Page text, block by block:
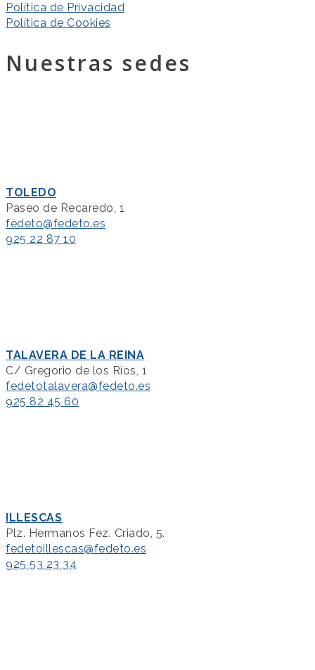
Política de Privacidad
Política de Cookies
Nuestras sedes
TOLEDO
Paseo de Recaredo, 1
fedeto@fedeto.es
925 22 87 10
TALAVERA DE LA REINA
C/ Gregorio de los Ríos, 1
fedetotalavera@fedeto.es
925 82 45 60
ILLESCAS
Plz. Hermanos Fez. Criado, 5.
fedetoillescas@fedeto.es
925 53 23 34